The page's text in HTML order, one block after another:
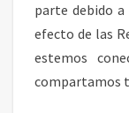
parte debido
efecto de las
estemos
compartamos